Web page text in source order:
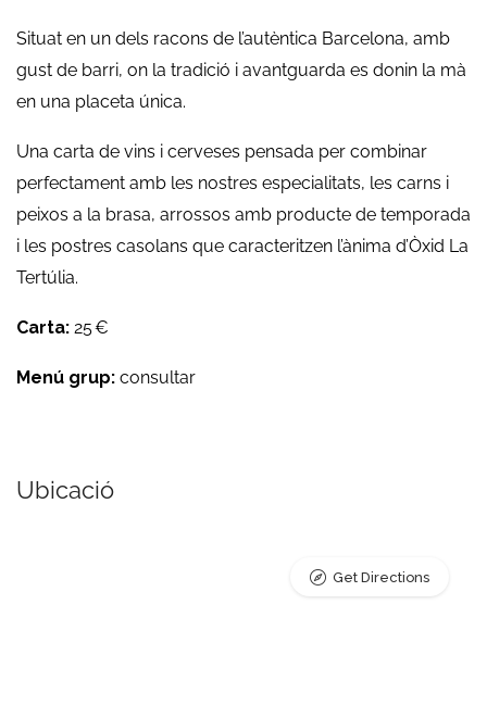
Situat en un dels racons de l’autèntica Barcelona, amb
gust de barri, on la tradició i avantguarda es donin la mà
en una placeta única.
Una carta de vins i cerveses pensada per combinar
perfectament amb les nostres especialitats, les carns i
peixos a la brasa, arrossos amb producte de temporada
i les postres casolans que caracteritzen l’ànima d’Òxid La
Tertúlia.
Carta: 25 €
Menú grup: consultar
Ubicació
Get Directions